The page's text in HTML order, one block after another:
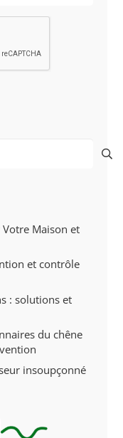
Maison et
et contrôle
: solutions et
du chêne
insoupçonné